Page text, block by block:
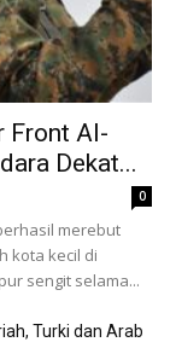
Front Al-
Dekat...
0
merebut
kota kecil di
sengit selama...
Turki dan Arab